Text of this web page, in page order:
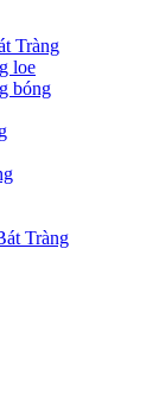
Tràng
loe
bóng
Tràng